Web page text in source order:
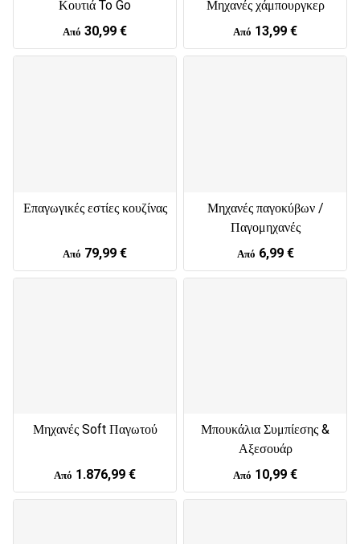
Κουτιά To Go
Από 30,99 €
Μηχανές χάμπουργκερ
Από 13,99 €
Επαγωγικές εστίες κουζίνας
Από 79,99 €
Μηχανές παγοκύβων /
Παγομηχανές
Από 6,99 €
Μηχανές Soft Παγωτού
Από 1.876,99 €
Μπουκάλια Συμπίεσης &
Αξεσουάρ
Από 10,99 €